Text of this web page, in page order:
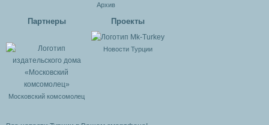
Архив
Партнеры
Московский комсомолец
Проекты
Новости Турции